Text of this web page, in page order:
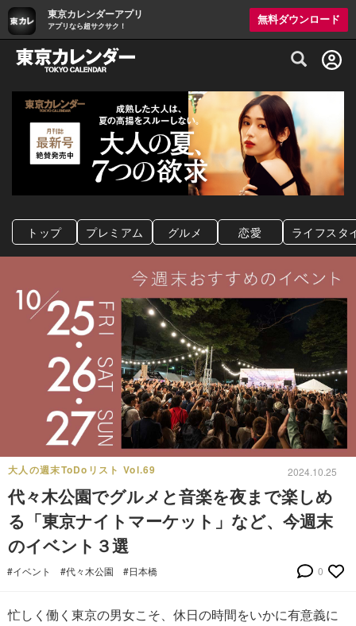
東京カレンダーアプリ
アプリなら超サクサク！
無料ダウンロード
グルメ情報・プレミアムレストラン予約
トップ プレミアム グルメ 恋愛 ライフスタ
大人の週末ToDoリスト Vol.69 2024.10.25
代々木公園でグルメと音楽を夜まで楽しめ
る「東京ナイトマーケット」など、今週末
のイベント３選
#イベント #代々木公園 #日本橋 0
忙しく働く東京の男女こそ、休日の時間をいかに有意義に